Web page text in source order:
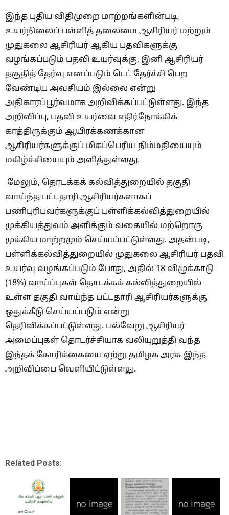
இந்த புதிய விதிமுறை மாற்றங்களின்படி,
உயர்நிலைப் பள்ளித் தலைமை ஆசிரியர் மற்றும்
முதுகலை ஆசிரியர் ஆகிய பதவிகளுக்கு
வழங்கப்படும் பதவி உயர்வுக்கு, இனி ஆசிரியர்
தகுதித் தேர்வு எனப்படும் டெட் தேர்ச்சி பெற
வேண்டிய அவசியம் இல்லை என்று
அதிகாரப்பூர்வமாக அறிவிக்கப்பட்டுள்ளது. இந்த
அறிவிப்பு, பதவி உயர்வை எதிர்நோக்கிக்
காத்திருக்கும் ஆயிரக்கணக்கான
ஆசிரியர்களுக்குப் மிகப்பெரிய நிம்மதியையும்
மகிழ்ச்சியையும் அளித்துள்ளது.
மேலும், தொடக்கக் கல்வித்துறையில் தகுதி
வாய்ந்த பட்டதாரி ஆசிரியர்களாகப்
பணிபுரிபவர்களுக்குப் பள்ளிக்கல்வித்துறையில்
முக்கியத்துவம் அளிக்கும் வகையில் மற்றொரு
முக்கிய மாற்றமும் செய்யப்பட்டுள்ளது. அதன்படி,
பள்ளிக்கல்வித்துறையில் முதுகலை ஆசிரியர் பதவி
உயர்வு வழங்கப்படும் போது, அதில் 18 விழுக்காடு
(18%) வாய்ப்புகள் தொடக்கக் கல்வித்துறையில்
உள்ள தகுதி வாய்ந்த பட்டதாரி ஆசிரியர்களுக்கு
ஒதுக்கீடு செய்யப்படும் என்று
தெரிவிக்கப்பட்டுள்ளது. பல்வேறு ஆசிரியர்
அமைப்புகள் தொடர்ச்சியாக வலியுறுத்தி வந்த
இந்தக் கோரிக்கையை ஏற்று தமிழக அரசு இந்த
அறிவிப்பை வெளியிட்டுள்ளது.
Related Posts: